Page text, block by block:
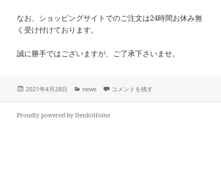
なお、ショッピングサイトでのご注文は24時間お休み無
く受け付けております。
誠に勝手ではございますが、ご了承下さいませ。
投
2021年4月28日
カ
リ
news GW休業期間の配送についてのお知らせ
コメントを残す
Proudly powered by DenkoHome